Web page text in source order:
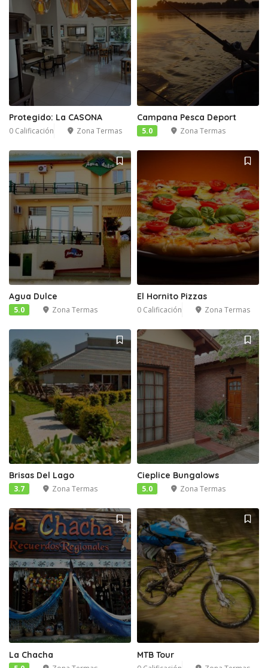
Protegido: La CASONA
0 Calificación Zona Termas
Campana Pesca Deport
5.0 Zona Termas
Agua Dulce
5.0 Zona Termas
El Hornito Pizzas
0 Calificación Zona Termas
Brisas Del Lago
3.7 Zona Termas
Cieplice Bungalows
5.0 Zona Termas
La Chacha MTB Tour